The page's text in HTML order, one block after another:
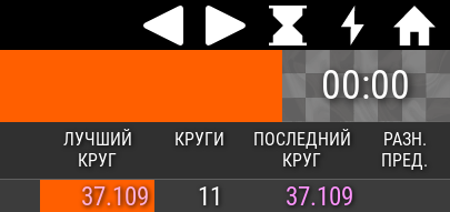
00:00
ЛУЧШИЙ
КРУГ
КРУГИ
ПОСЛЕДНИЙ
КРУГ
РАЗН.
ПРЕД.
37.109 11
37.109